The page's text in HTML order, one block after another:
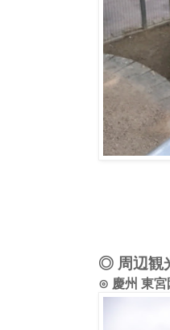
◎ 周辺観
⊙ 慶州 東宮